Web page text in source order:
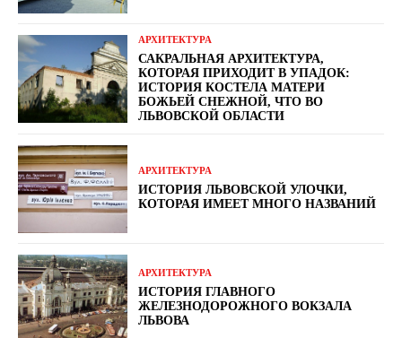
АРХИТЕКТУРА
САКРАЛЬНАЯ АРХИТЕКТУРА,
КОТОРАЯ ПРИХОДИТ В УПАДОК:
ИСТОРИЯ КОСТЕЛА МАТЕРИ
БОЖЬЕЙ СНЕЖНОЙ, ЧТО ВО
ЛЬВОВСКОЙ ОБЛАСТИ
АРХИТЕКТУРА
ИСТОРИЯ ЛЬВОВСКОЙ УЛОЧКИ,
КОТОРАЯ ИМЕЕТ МНОГО НАЗВАНИЙ
АРХИТЕКТУРА
ИСТОРИЯ ГЛАВНОГО
ЖЕЛЕЗНОДОРОЖНОГО ВОКЗАЛА
ЛЬВОВА